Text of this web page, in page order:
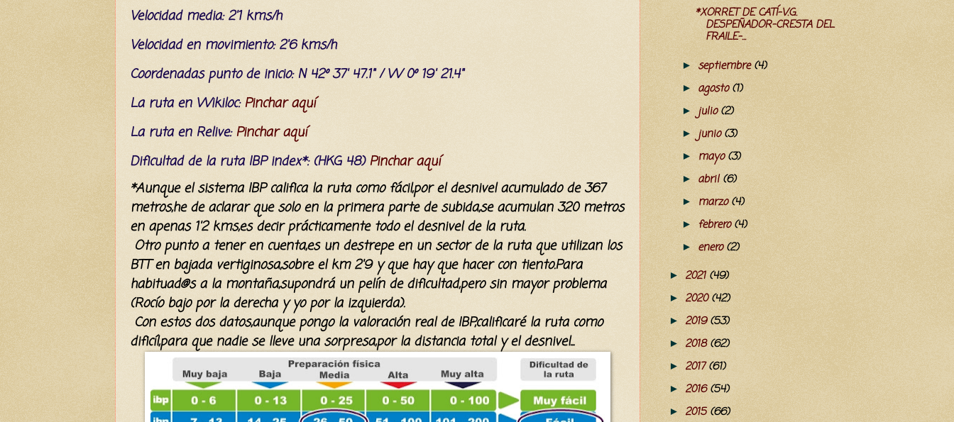
Velocidad media: 2'1 kms/h
Velocidad en movimiento: 2'6 kms/h
Coordenadas punto de inicio: N 42º 37' 47.1" / W 0º 19' 21.4"
La ruta en Wikiloc: Pinchar aquí
La ruta en Relive: Pinchar aquí
Dificultadde la ruta IBP index*: (HKG 48) Pinchar aquí
*Aunque el sistema IBP califica la ruta como fácil,por el desnivel acumulado de 367
metros,he de aclarar que solo en la primera parte de subida,se acumulan 320 metros
en apenas 1'2 kms,es decir prácticamente todo el desnivel de la ruta.
Otro punto a tener en cuenta,es un destrepe en un sector de la ruta que utilizan los
BTT en bajada vertiginosa,sobre el km 2'9 y que hay que hacer con tiento.Para
habituad@s a la montaña,supondrá un pelín de dificultad,pero sin mayor problema
(Rocío bajo por la derecha y yo por la izquierda).
Con estos dos datos,aunque pongo la valoración real de IBP,calificaré la ruta como
dificíl,para que nadie se lleve una sorpresa,por la distancia total y el desnivel...
*XORRET DE CATÍ-V.G.
DESPEÑADOR-CRESTA DEL
FRAILE-...
► septiembre(4)
► agosto(1)
► julio(2)
► junio(3)
► mayo(3)
► abril(6)
► marzo(4)
► febrero(4)
► enero(2)
► 2021 (49)
► 2020(42)
► 2019(53)
► 2018(62)
► 2017(61)
► 2016(54)
► 2015(66)